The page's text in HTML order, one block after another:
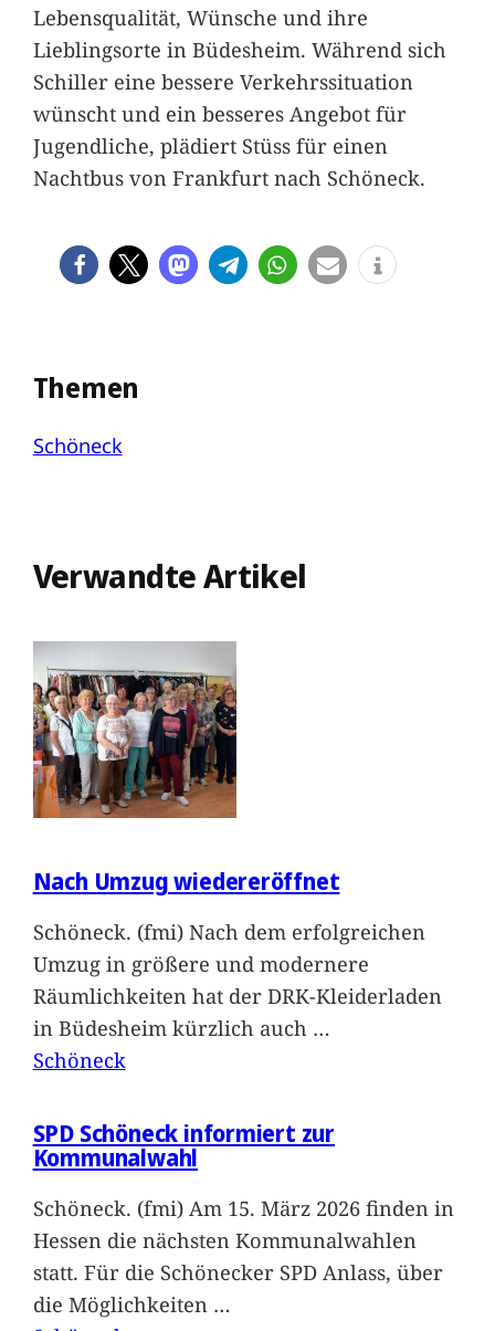
Lebensqualität, Wünsche und ihre
Lieblingsorte in Büdesheim. Während sich
Schiller eine bessere Verkehrssituation
wünscht und ein besseres Angebot für
Jugendliche, plädiert Stüss für einen
Nachtbus von Frankfurt nach Schöneck.
Themen
Schöneck
Verwandte Artikel
Nach Umzug wiedereröffnet
Schöneck. (fmi) Nach dem erfolgreichen
Umzug in größere und modernere
Räumlichkeiten hat der DRK-Kleiderladen
in Büdesheim kürzlich auch …
Schöneck
SPD Schöneck informiert zur
Kommunalwahl
Schöneck. (fmi) Am 15. März 2026 finden in
Hessen die nächsten Kommunalwahlen
statt. Für die Schönecker SPD Anlass, über
die Möglichkeiten …